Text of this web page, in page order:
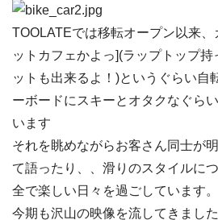
TOOLATEでは移転オープン以来
ットカフェかよっ](ラップトップ
ットも出来るよ！)というぐらい自
ーボードにスキーとオタクなぐら
います
それを眺めながらお客さん同士が
て語ったり、、滑りのスタイルに
全で楽しい日々を過ごしています。
今期も沢山の映像を流してきまし